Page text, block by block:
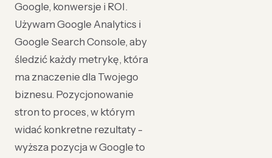
Google, konwersje i ROI.
Używam Google Analytics i
Google Search Console, aby
śledzić każdy metrykę, która
ma znaczenie dla Twojego
biznesu. Pozycjonowanie
stron to proces, w którym
widać konkretne rezultaty -
wyższa pozycja w Google to